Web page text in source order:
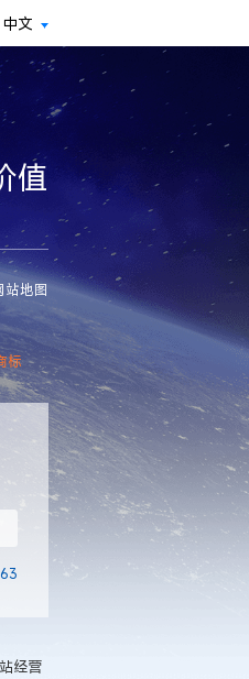
中文
值
站地图
标
经营